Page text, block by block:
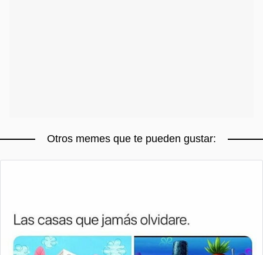
Otros memes que te pueden gustar: